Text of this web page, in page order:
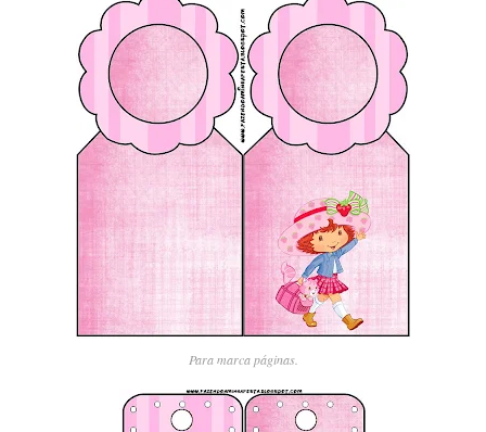
Para marca páginas.